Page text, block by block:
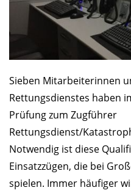
Sieben Mitarbeiterinnen
Rettungsdienstes haben
Prüfung zum Zugführer
Rettungsdienst/
Notwendig ist diese
Einsatzzügen, die bei
spielen. Immer häufiger